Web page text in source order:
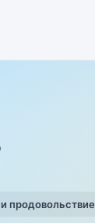
продовольствие